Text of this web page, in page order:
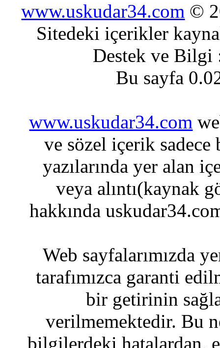
www.uskudar34.com ©
Sitedeki içerikler
Destek ve
Bu sayfa
www.uskudar34.com
ve sözel içerik sadece
yazılarında yer alan
veya alıntı(kaynak
hakkında
Web sayfalarımızda
tarafımızca garanti
bir getirinin
verilmemektedir. Bu
bilgilerdeki hatalardan,